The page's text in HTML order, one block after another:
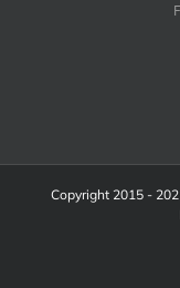
Copyright 2015 -